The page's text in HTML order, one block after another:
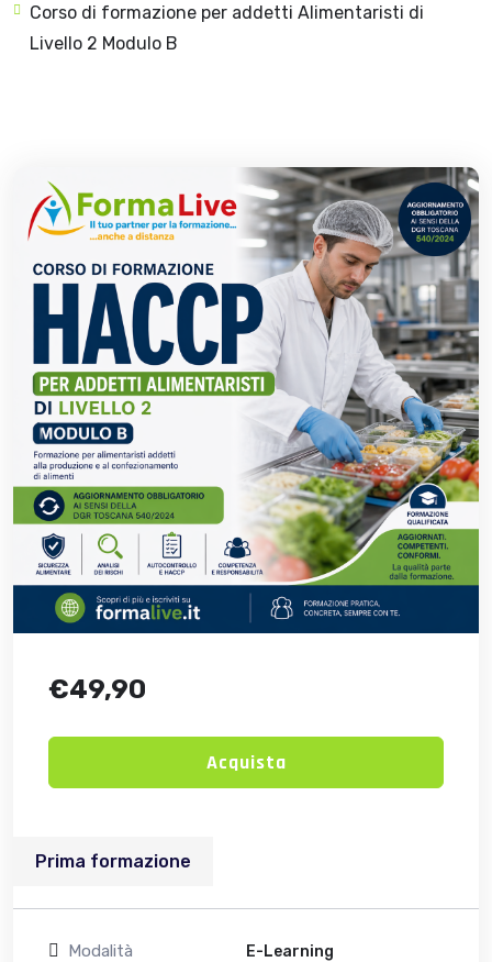
Corso di formazione per addetti Alimentaristi di
Livello 2 Modulo B
€49,90
Acquista
Prima formazione
Modalità E-Learning